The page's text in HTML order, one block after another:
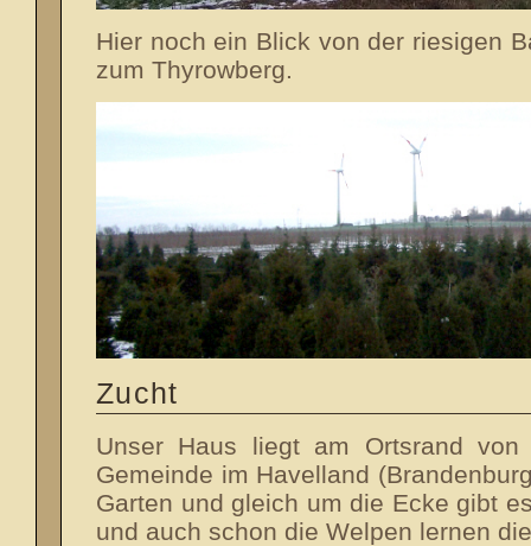
Hier noch ein Blick von der riesigen
zum Thyrowberg.
Zucht
Unser Haus liegt am Ortsrand
Gemeinde im Havelland
Garten und gleich um die Ecke gibt
und auch schon die Welpen lernen